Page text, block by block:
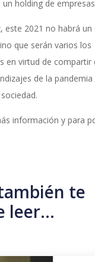
holding de
este 2021 no habrá
que serán varios los
en virtud de compartir
de la
información y para
te
leer…